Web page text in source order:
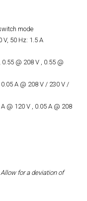
mode
50 Hz: 1.5 A
@ 208 V , 0.55 @
A @ 208 V / 230 V /
@ 120 V , 0.05 A @ 208
for a deviation of